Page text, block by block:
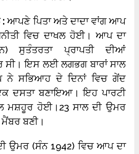
:ਆਪਣੇ ਪਿਤਾ ਅਤੇ ਦਾਦਾ ਵਾਂਗ ਆਪ
ਵਿਚ ਦਾਖਲ ਹੋਈ। ਆਪ ਦਾ
ਸੁਤੰਤਰਤਾ ਪ੍ਰਾਪਤੀ ਦੀਆਂ
ਸੀ। ਇਸ ਲਈ ਲਗਭਗ ਬਾਰਾਂ ਸਾਲ
ਸਭਿਆਹ ਦੇ ਦਿਨਾਂ ਵਿਚ ਗੇਂਦ
ਦਸਤਾ ਬਣਾਇਆ। ਇਹ ਪਾਰਟੀ
ਮਸ਼ਹੂਰ ਹੋਈ।23 ਸਾਲ ਦੀ ਉਮਰ
ਬਣੀ।
ਉਮਰ (ਸੰਨ 1942) ਵਿਚ ਆਪ ਦਾ